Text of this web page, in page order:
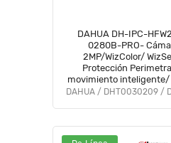
DAHUA DH-IPC-
0280B-PRO-
2MP/WizColor/
Protección
movimiento inteligente/
Cálida 50m/ Micrófono/